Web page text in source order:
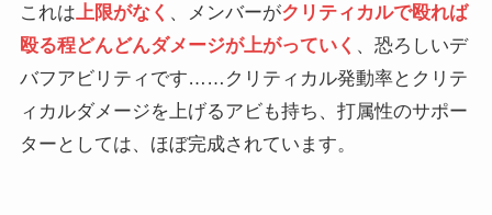
これは上限がなく 、メンバーがクリティカルで殴れば
殴る程どんどんダメージが上がっていく 、恐ろしいデ
バフアビリティです……クリティカル発動率とクリテ
ィカルダメージを上げるアビも持ち、打属性のサポー
ターとしては、ほぼ完成されています。